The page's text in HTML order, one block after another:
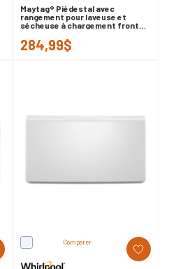
Maytag® Piédestal avec
rangement pour laveuse et
sécheuse à chargement frontal
284,99$
Comparer